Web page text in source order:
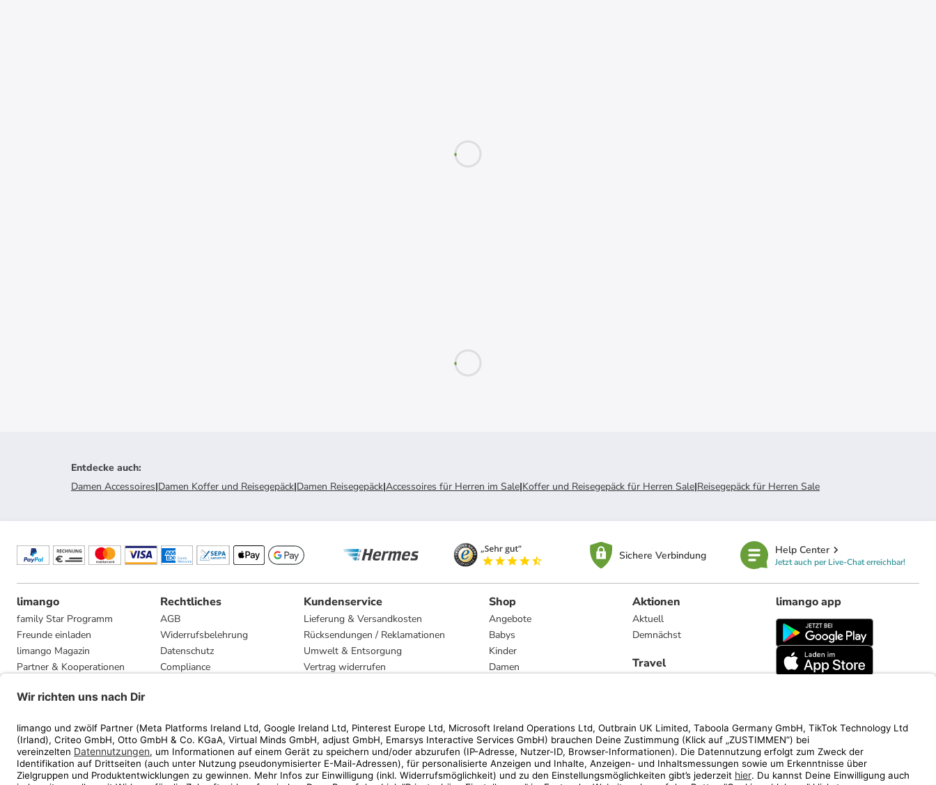
Entdecke auch:
Damen Accessoires|Damen Koffer und Reisegepäck|Damen Reisegepäck|Accessoires für Herren im Sale|Koffer und Reisegepäck für Herren Sale|Reisegepäck für Herren Sale
Sichere Verbindung Help Center
Jetzt auch per Live-Chat erreichbar!
limango
family Star Programm
Freunde einladen
limango Magazin
Partner & Kooperationen
Presse
Rechtliches
AGB
Widerrufsbelehrung
Datenschutz
Compliance
Kundenservice
Lieferung & Versandkosten
Rücksendungen / Reklamationen
Umwelt & Entsorgung
Vertrag widerrufen
Shop
Angebote
Babys
Kinder
Damen
Marken
Aktionen
Aktuell
Demnächst
Travel
limango app
limango.nl limango.pl